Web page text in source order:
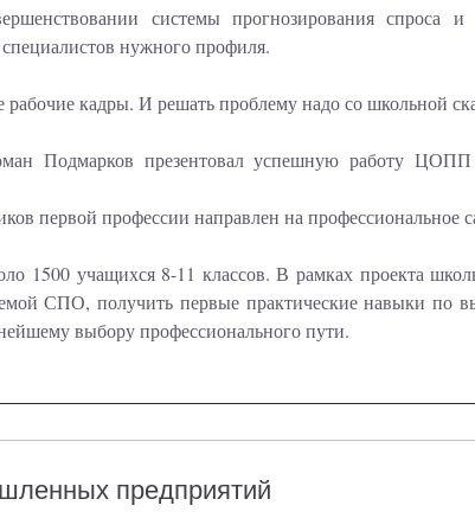
системы прогнозирования спроса
нужного профиля.
кадры. И решать проблему надо со школьной
Подмарков презентовал успешную работу
первой профессии направлен на профессиональное
1500 учащихся 8-11 классов. В рамках проекта
СПО, получить первые практические навыки по
выбору профессионального пути.
предприятий